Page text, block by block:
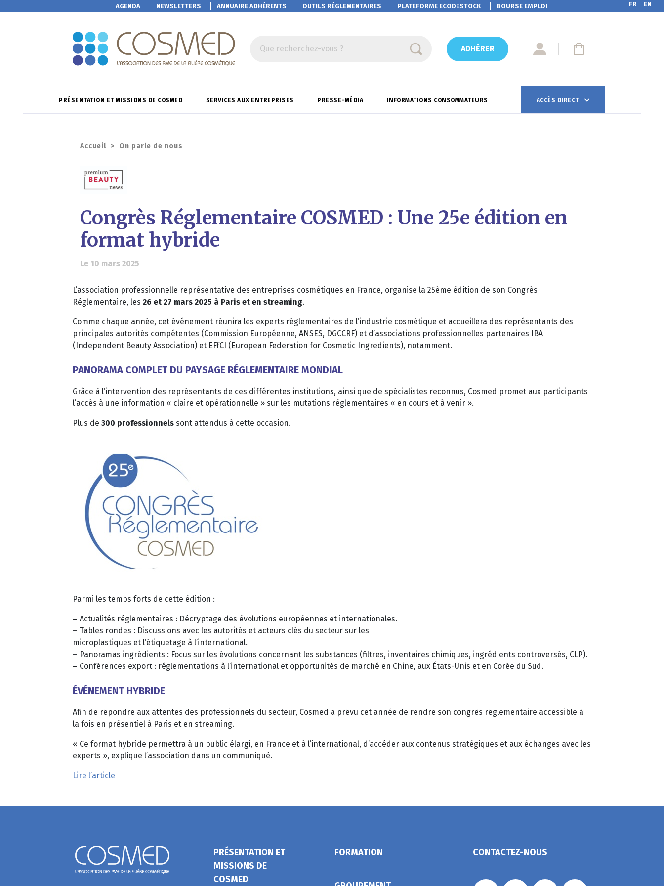
AGENDA NEWSLETTERS ANNUAIRE ADHÉRENTS OUTILS RÉGLEMENTAIRES PLATEFORMEECODESTOCK BOURSE EMPLOI FR EN
Que recherchez-vous ? ADHÉRER
PRÉSENTATION ET MISSIONS DE COSMED SERVICES AUX ENTREPRISES PRESSE-MÉDIA INFORMATIONS CONSOMMATEURS ACCÈS DIRECT
Accueil > On parle de nous
Congrès Réglementaire COSMED : Une 25e édition en
format hybride
Le 10 mars 2025
L’association professionnelle représentative des entreprises cosmétiques en France, organise la 25ème édition de son Congrès
Réglementaire, les 26 et 27 mars 2025 à Paris et en streaming.
Comme chaque année, cet événement réunira les experts réglementaires de l’industrie cosmétique et accueillera des représentants des
principales autorités compétentes (Commission Européenne, ANSES, DGCCRF) et d’associations professionnelles partenaires IBA
(Independent Beauty Association) et EFfCI (European Federation for Cosmetic Ingredients), notamment.
PANORAMA COMPLET DU PAYSAGE RÉGLEMENTAIRE MONDIAL
Grâce à l’intervention des représentants de ces différentes institutions, ainsi que de spécialistes reconnus, Cosmed promet aux participants
l’accès à une information « claire et opérationnelle » sur les mutations réglementaires « en cours et à venir ».
Plus de 300 professionnels sont attendus à cette occasion.
Parmi les temps forts de cette édition :
– Actualités réglementaires : Décryptage des évolutions européennes et internationales.
– Tables rondes : Discussions avec les autorités et acteurs clés du secteur sur les
microplastiques et l’étiquetage à l’international.
– Panoramas ingrédients : Focus sur les évolutions concernant les substances (filtres, inventaires chimiques, ingrédients controversés, CLP).
– Conférences export : réglementations à l’international et opportunités de marché en Chine, aux États-Unis et en Corée du Sud.
ÉVÉNEMENT HYBRIDE
Afin de répondre aux attentes des professionnels du secteur, Cosmed a prévu cet année de rendre son congrès réglementaire accessible à
la fois en présentiel à Paris et en streaming.
« Ce format hybride permettra à un public élargi, en France et à l’international, d’accéder aux contenus stratégiques et aux échanges avec les
experts », explique l’association dans un communiqué.
Lire l’article
PRÉSENTATION ET
MISSIONS DE
COSMED
FORMATION CONTACTEZ-NOUS